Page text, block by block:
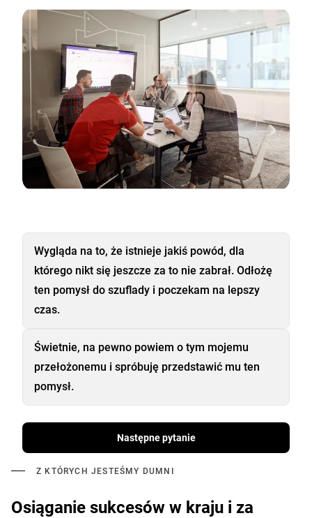
Wygląda na to, że istnieje jakiś powód, dla
którego nikt się jeszcze za to nie zabrał. Odłożę
ten pomysł do szuflady i poczekam na lepszy
czas.
Świetnie, na pewno powiem o tym mojemu
przełożonemu i spróbuję przedstawić mu ten
pomysł.
Następne pytanie
Z KTÓRYCH JESTEŚMY DUMNI
Osiąganie sukcesów w kraju i za